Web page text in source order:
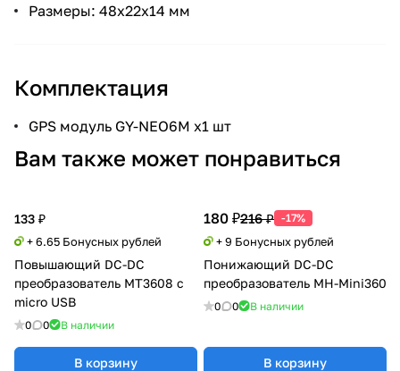
Размеры: 48х22х14 мм
Комплектация
GPS модуль GY-NEO6M x1 шт
Вам также может понравиться
133 ₽
+ 6.65 Бонусных рублей
Повышающий DC-DC
преобразователь MT3608 с
micro USB
0 0 В наличии
В корзину
180 ₽216 ₽ -17%
+ 9 Бонусных рублей
Понижающий DC-DC
преобразователь MH-Mini360
0 0 В наличии
В корзину